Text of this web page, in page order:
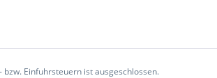
Einfuhrsteuern ist ausgeschlossen.